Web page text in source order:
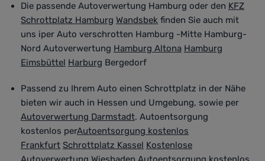
Die passende Autoverwertung Hamburg oder den KFZ
Schrottplatz Hamburg Wandsbek finden Sie auch mit
uns iper Auto verschrotten Hamburg -Mitte Hamburg-
Nord Autoverwertung Hamburg Altona Hamburg
Eimsbüttel Harburg Bergedorf
Passend zu Ihrem Auto einen Schrottplatz in der Nähe
bieten wir auch in Hessen und Umgebung, sowie per
Autoverwertung Darmstadt. Autoentsorgung
kostenlos perAutoentsorgung kostenlos
Frankfurt Schrottplatz Kassel Kostenlose